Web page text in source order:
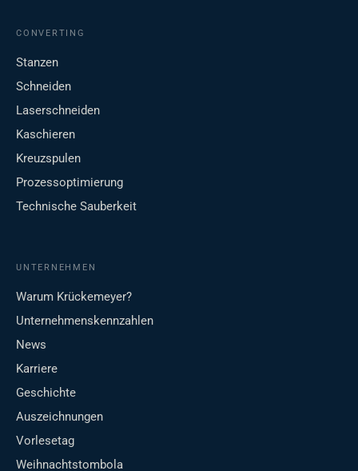
CONVERTING
Stanzen
Schneiden
Laserschneiden
Kaschieren
Kreuzspulen
Prozessoptimierung
Technische Sauberkeit
UNTERNEHMEN
Warum Krückemeyer?
Unternehmenskennzahlen
News
Karriere
Geschichte
Auszeichnungen
Vorlesetag
Weihnachtstombola